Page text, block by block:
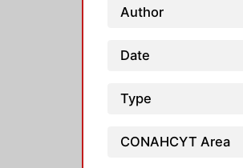
Author
Date
Type
CONAHCYT Area